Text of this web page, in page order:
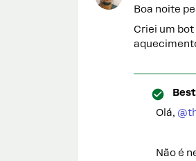
Boa noite
Criei um
Olá,
Não é